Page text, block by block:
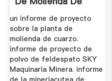
Cuarzo
un informe de proyecto
sobre la planta de
molienda de cuarzo.
informe de proyecto de
polvo de feldespato SKY
Maquinaria Minera. informe